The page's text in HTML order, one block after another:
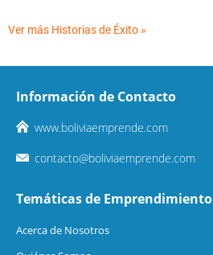
Ver más Historias de Éxito »
Información de Contacto
www.boliviaemprende.com
contacto@boliviaemprende.com
Temáticas de Emprendimiento
Acerca de Nosotros